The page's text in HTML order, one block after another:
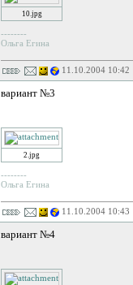
10.jpg
--------
Ольга Егина
11.10.2004 10:42
вариант №3
2.jpg
--------
Ольга Егина
11.10.2004 10:43
вариант №4